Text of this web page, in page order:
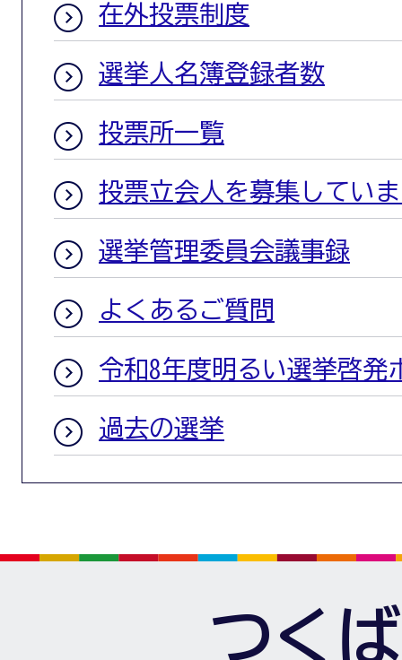
在外投票制度
選挙人名簿登録者数
投票所一覧
投票立会人を募集してい
選挙管理委員会議事録
よくあるご質問
令和8年度明るい選挙啓発
過去の選挙
つく